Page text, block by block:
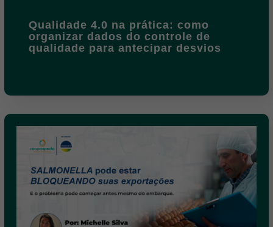
Qualidade 4.0 na prática: como
organizar dados do controle de
qualidade para antecipar desvios